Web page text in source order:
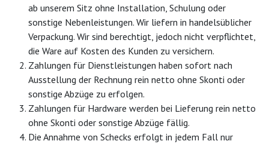
ab unserem Sitz ohne Installation, Schulung oder
sonstige Nebenleistungen. Wir liefern in handelsüblicher
Verpackung. Wir sind berechtigt, jedoch nicht verpflichtet,
die Ware auf Kosten des Kunden zu versichern.
Zahlungen für Dienstleistungen haben sofort nach
Ausstellung der Rechnung rein netto ohne Skonti oder
sonstige Abzüge zu erfolgen.
Zahlungen für Hardware werden bei Lieferung rein netto
ohne Skonti oder sonstige Abzüge fällig.
Die Annahme von Schecks erfolgt in jedem Fall nur